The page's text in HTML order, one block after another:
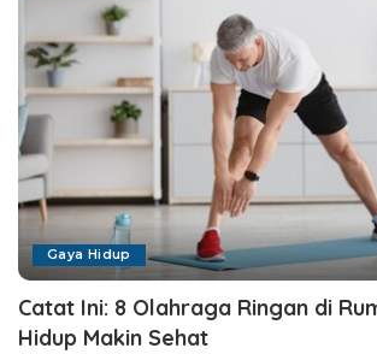
Gaya Hidup
Catat Ini: 8 Olahraga Ringan di
Hidup Makin Sehat